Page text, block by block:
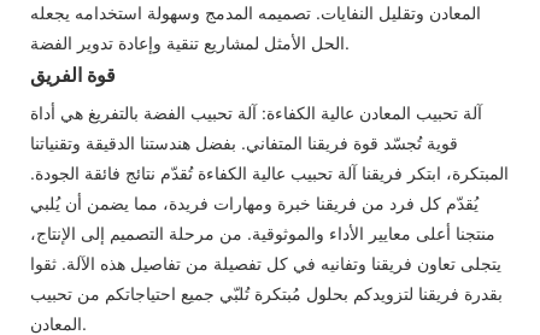
المعادن وتقليل النفايات. تصميمه المدمج وسهولة استخدامه يجعله
الحل الأمثل لمشاريع تنقية وإعادة تدوير الفضة.
قوة الفريق
آلة تحبيب المعادن عالية الكفاءة: آلة تحبيب الفضة بالتفريغ هي أداة
قوية تُجسّد قوة فريقنا المتفاني. بفضل هندستنا الدقيقة وتقنياتنا
المبتكرة، ابتكر فريقنا آلة تحبيب عالية الكفاءة تُقدّم نتائج فائقة الجودة.
يُقدّم كل فرد من فريقنا خبرة ومهارات فريدة، مما يضمن أن يُلبي
منتجنا أعلى معايير الأداء والموثوقية. من مرحلة التصميم إلى الإنتاج،
يتجلى تعاون فريقنا وتفانيه في كل تفصيلة من تفاصيل هذه الآلة. ثقوا
بقدرة فريقنا لتزويدكم بحلول مُبتكرة تُلبّي جميع احتياجاتكم من تحبيب
المعادن.